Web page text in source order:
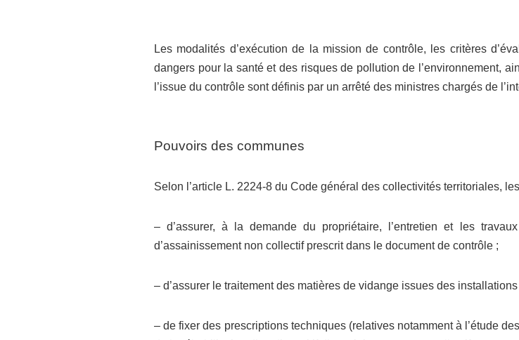
Les modalités d’exécution de la mission de contrôle, les critères
dangers pour la santé et des risques de pollution de l’environnement,
l’issue du contrôle sont définis par un arrêté des ministres chargés de
Pouvoirs des communes
Selon l’article L. 2224-8 du Code général des collectivités territoriales,
– d’assurer, à la demande du propriétaire, l’entretien et les
d’assainissement non collectif prescrit dans le document de contrôle ;
– d’assurer le traitement des matières de vidange issues des
– de fixer des prescriptions techniques (relatives notamment à l’étude